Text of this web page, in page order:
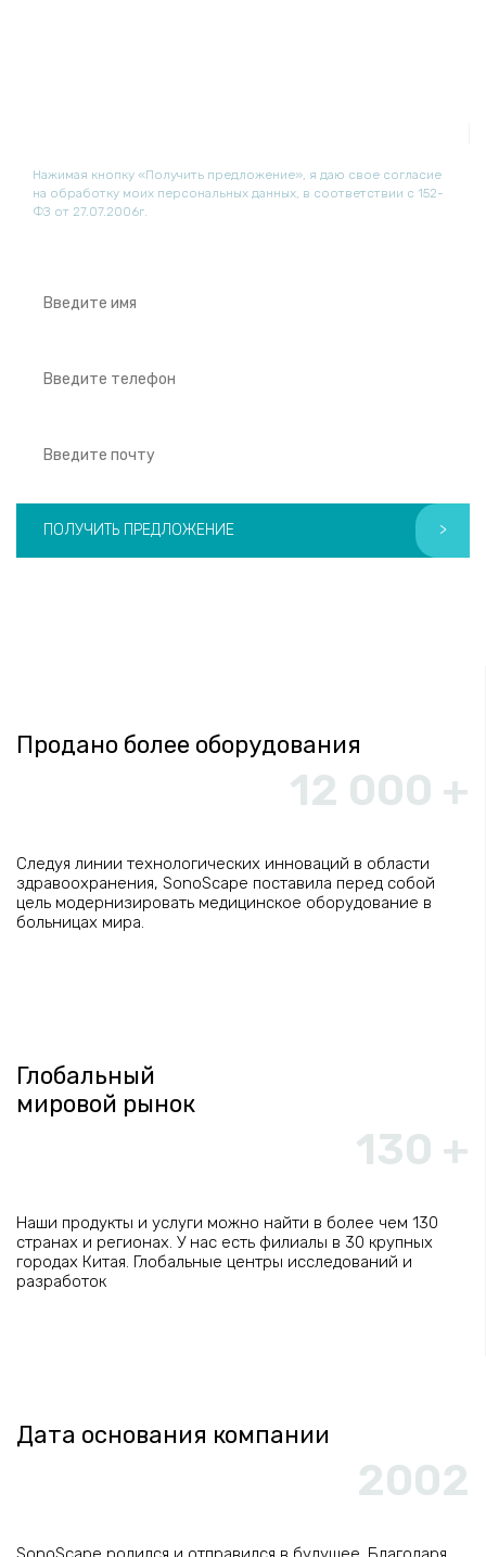
Нажимая кнопку «Получить предложение», я даю свое согласие
на обработку моих персональных данных, в соответствии с 152-
ФЗ от 27.07.2006г.
ПОЛУЧИТЬ ПРЕДЛОЖЕНИЕ >
Продано более оборудования
12 000 +
Следуя линии технологических инноваций в области
здравоохранения, SonoScape поставила перед собой
цель модернизировать медицинское оборудование в
больницах мира.
Глобальный
мировой рынок
130 +
Наши продукты и услуги можно найти в более чем 130
странах и регионах. У нас есть филиалы в 30 крупных
городах Китая. Глобальные центры исследований и
разработок
Дата основания компании
2002